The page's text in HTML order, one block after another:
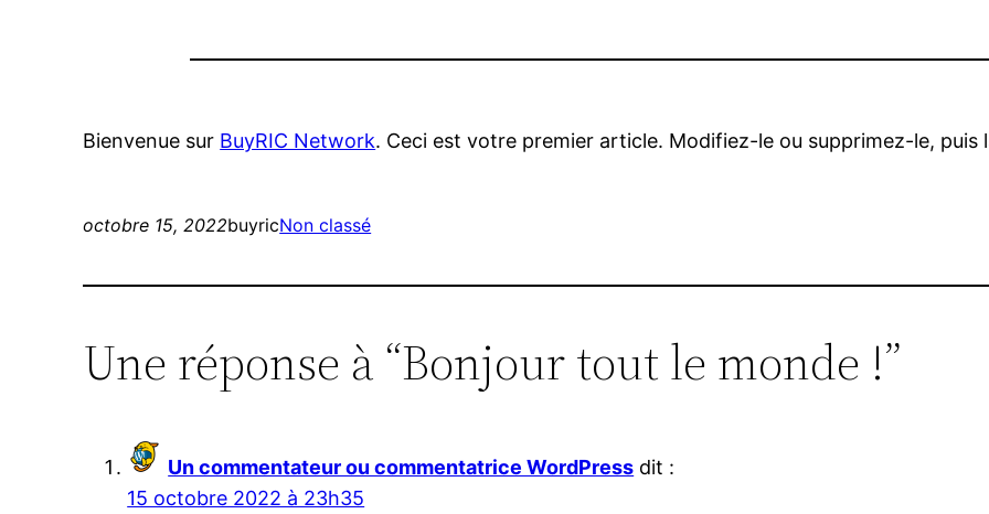
Bienvenue sur BuyRIC Network. Ceci est votre premier article. Modifiez-le ou supprimez-le, puis
octobre 15, 2022buyricNon classé
Une réponse à “Bonjour tout le monde !”
Un commentateur ou commentatrice WordPress dit :
15 octobre 2022 à 23h35